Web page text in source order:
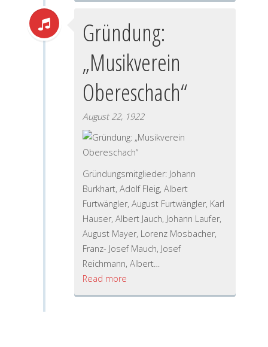
Gründung:
„Musikverein
Obereschach“
August 22, 1922
Gründungsmitglieder: Johann
Burkhart, Adolf Fleig, Albert
Furtwängler, August Furtwängler, Karl
Hauser, Albert Jauch, Johann Laufer,
August Mayer, Lorenz Mosbacher,
Franz- Josef Mauch, Josef
Reichmann, Albert…
Read more